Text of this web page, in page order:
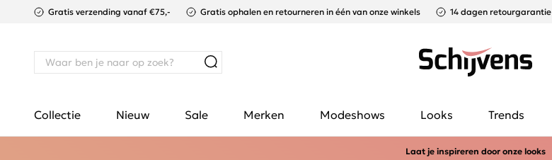
Gratis verzending vanaf €75,- Gratis ophalen en retourneren in één van onze winkels 14 dagen retourgarantie
Collectie Nieuw Sale Merken Modeshows Looks Trends
Laat je inspireren door onze looks